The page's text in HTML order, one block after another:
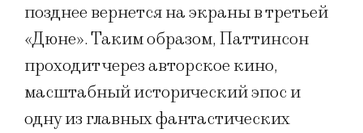
позднее вернется на экраны в третьей
«Дюне». Таким образом, Паттинсон
проходит через авторское кино,
масштабный исторический эпос и
одну из главных фантастических